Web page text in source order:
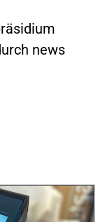
news